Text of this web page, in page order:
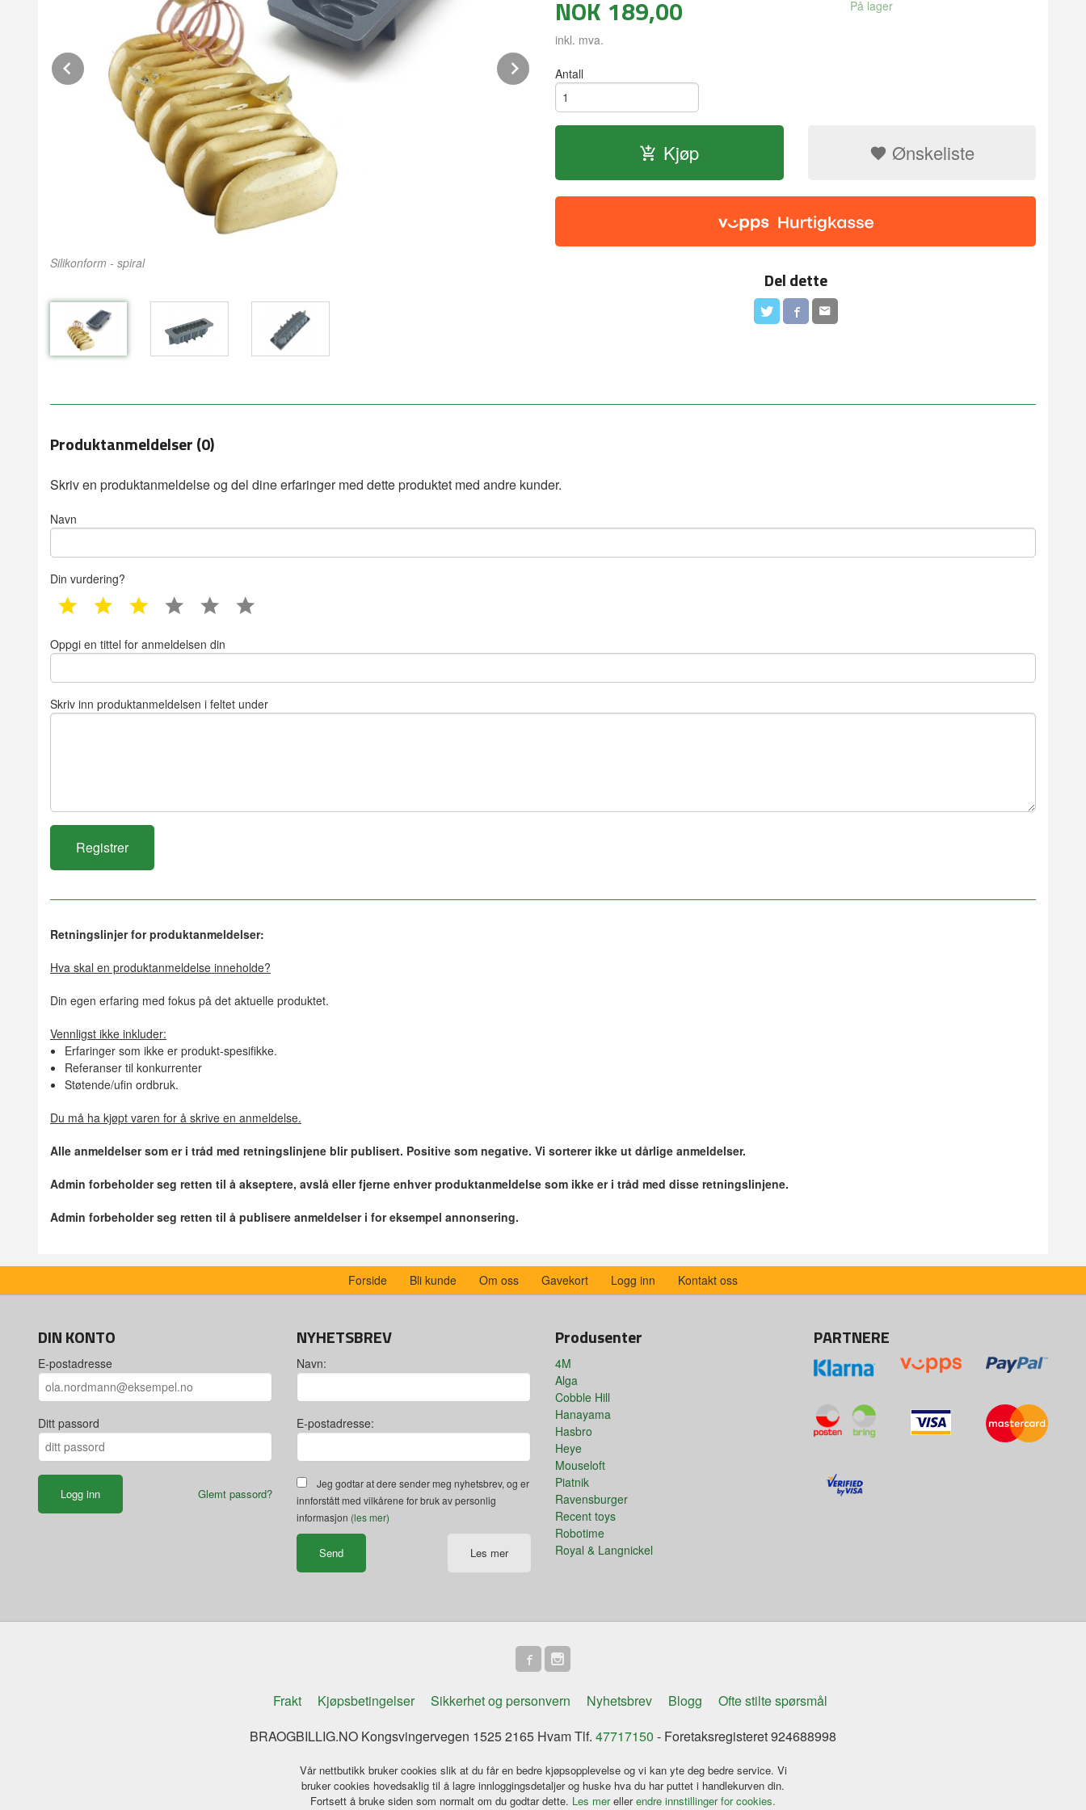
Silikonform - spiral
dessert
Prev Next
NOK 189,00
inkl. mva.
På lager
Antall
Kjøp Ønskeliste
Del dette
Produktanmeldelser (0)
Skriv en produktanmeldelse og del dine erfaringer med dette produktet med andre kunder.
Navn
Din vurdering?
1 star 2 star 3 star 4 star 5 star
Oppgi en tittel for anmeldelsen din
Skriv inn produktanmeldelsen i feltet under
Retningslinjer for produktanmeldelser:
Hva skal en produktanmeldelse inneholde?
Din egen erfaring med fokus på det aktuelle produktet.
Vennligst ikke inkluder:
Erfaringer som ikke er produkt-spesifikke.
Referanser til konkurrenter
Støtende/ufin ordbruk.
Du må ha kjøpt varen for å skrive en anmeldelse.
Alle anmeldelser som er i tråd med retningslinjene blir publisert. Positive som negative. Vi sorterer ikke ut dårlige anmeldelser.
Admin forbeholder seg retten til å akseptere, avslå eller fjerne enhver produktanmeldelse som ikke er i tråd med disse retningslinjene.
Admin forbeholder seg retten til å publisere anmeldelser i for eksempel annonsering.
Forside Bli kunde Om oss Gavekort Logg inn Kontakt oss
DIN KONTO
E-postadresse
Ditt passord
Glemt passord?
NYHETSBREV
Navn:
E-postadresse:
Jeg godtar at dere sender meg nyhetsbrev, og er
innforstått med vilkårene for bruk av personlig
informasjon (les mer)
Les mer
Produsenter
4M
Alga
Cobble Hill
Hanayama
Hasbro
Heye
Mouseloft
Piatnik
Ravensburger
Recent toys
Robotime
Royal & Langnickel
PARTNERE
Frakt Kjøpsbetingelser Sikkerhet og personvern Nyhetsbrev Blogg
Ofte stilte spørsmål
BRAOGBILLIG.NO Kongsvingervegen 1525 2165 Hvam Tlf. 47717150 - Foretaksregisteret 924688998
Vår nettbutikk bruker cookies slik at du får en bedre kjøpsopplevelse og vi kan yte deg bedre service. Vi
bruker cookies hovedsaklig til å lagre innloggingsdetaljer og huske hva du har puttet i handlekurven din.
Fortsett å bruke siden som normalt om du godtar dette. Les merellerendre innstillinger for cookies.